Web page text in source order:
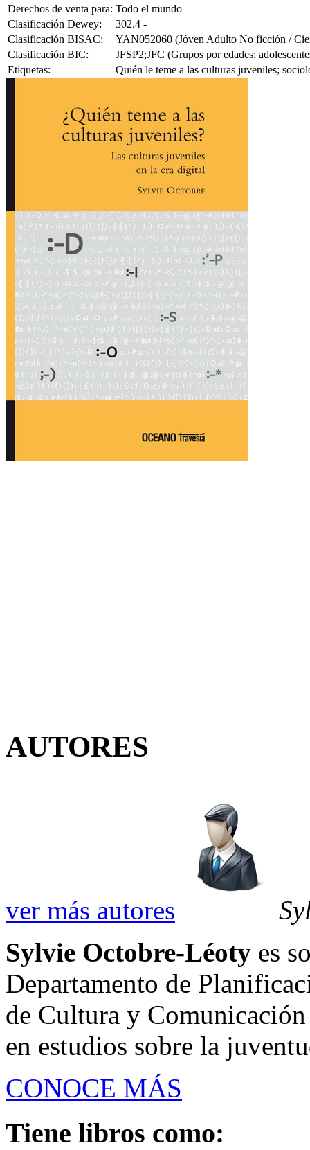
Derechos de venta para: Todo el mundo
Clasificación Dewey:
302.4 -
Clasificación BISAC:
YAN052060 (Jóven Adulto No ficción /
Clasificación BIC:
JFSP2;JFC (Grupos por edades:
Etiquetas:
Quién le teme a las culturas juveniles;
AUTORES
ver más autores
Sylvie Octobre-Léoty es
Departamento de
de Cultura y
en estudios sobre la
CONOCE MÁS
Tiene libros como: